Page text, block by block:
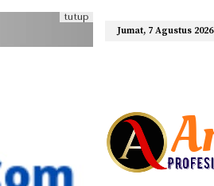
Jumat, 7 Agustus 2026
tutup